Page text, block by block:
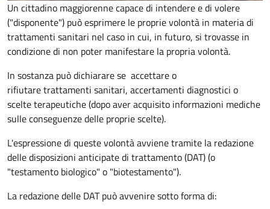
Un cittadino maggiorenne capace di intendere e di volere
("disponente") può esprimere le proprie volontà in materia di
trattamenti sanitari nel caso in cui, in futuro, si trovasse in
condizione di non poter manifestare la propria volontà.
In sostanza può dichiarare se accettare o
rifiutare trattamenti sanitari, accertamenti diagnostici o
scelte terapeutiche (dopo aver acquisito informazioni mediche
sulle conseguenze delle proprie scelte).
L'espressione di queste volontà avviene tramite la redazione
delle disposizioni anticipate di trattamento (DAT) (o
"testamento biologico" o "biotestamento").
La redazione delle DAT può avvenire sotto forma di: